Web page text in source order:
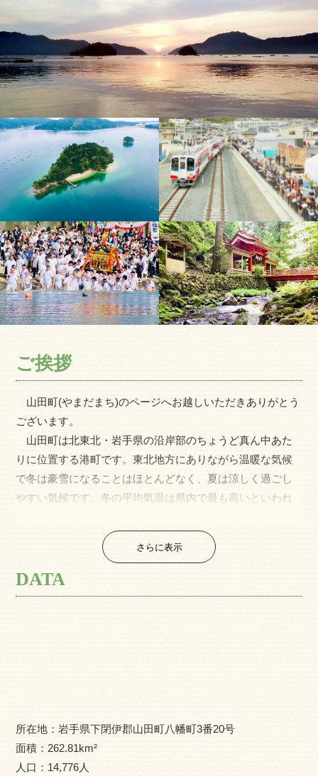
ご挨拶
山田町(やまだまち)のページへお越しいただきありがとう
ございます。
山田町は北東北・岩手県の沿岸部のちょうど真ん中あた
りに位置する港町です。東北地方にありながら温暖な気候
で冬は豪雪になることはほとんどなく、夏は涼しく過ごし
やすい気候です。冬の平均気温は県内で最も高いといわれ
町のシンボル・オランダ島に代表されるような風光明媚
な景観を求めて移住する方も多く、透明度の高いエメラル
ドグリーンの海と花こう岩の浸食によってできた白い砂浜
との対比が映えると人気の海水浴場は移住者の皆さんに親
が充実しています。
近年、町では移住定住促進に力を入れており移住相談窓
口を設けるとともに移住者向けの主要な施策を整備してい
さらに表示
DATA
所在地：岩手県下閉伊郡山田町八幡町3番20号
面積： 262.81km²
人口： 14,776人